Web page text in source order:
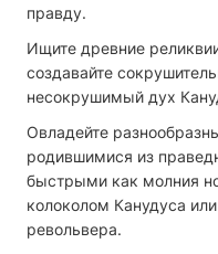
правду.
Ищите древние
создавайте
несокрушимый дух
Овладейте
родившимися из
быстрыми как молния
колоколом Канудуса
револьвера.